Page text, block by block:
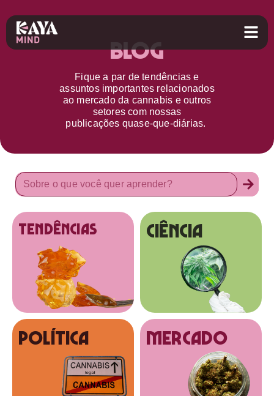
Blog
Fique a par detendências e
assuntos importantes relacionados
ao mercado da cannabis e outros
setorescom nossas
publicações quase-que-diárias.
tendências Ciência
Política MERCADO